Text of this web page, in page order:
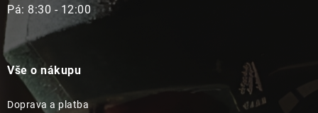
Pá: 8:30 - 12:00
Vše o nákupu
Doprava a platba